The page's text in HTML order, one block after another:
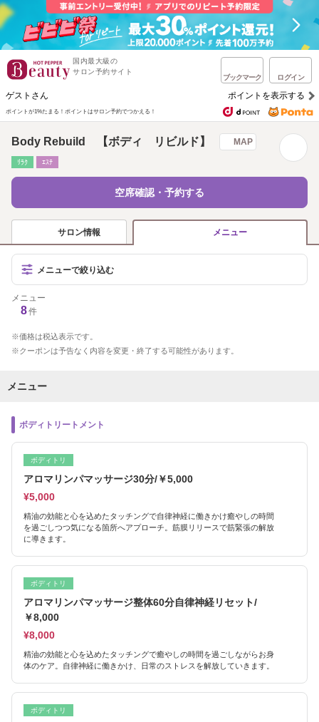
国内最大級の
サロン予約サイト
ブックマーク ログイン
ゲストさん ポイントを表示する
ポイントが1%たまる！ ポイントはサロン予約でつかえる！
Body Rebuild 【ボディ リビルド】 MAP
ﾘﾗｸ ｴｽﾃ
空席確認・予約する
サロン情報 メニュー
メニューで絞り込む
メニュー
8件
価格は税込表示です。
クーポンは予告なく内容を変更・終了する可能性があります。
メニュー
ボディトリートメント
ボディトリ
アロマリンパマッサージ30分/￥5,000
¥5,000
精油の効能と心を込めたタッチングで自律神経に働きかけ癒やしの時間
を過ごしつつ気になる箇所へアプローチ。筋膜リリースで筋緊張の解放
に導きます。
ボディトリ
アロマリンパマッサージ整体60分自律神経リセット/
￥8,000
¥8,000
精油の効能と心を込めたタッチングで癒やしの時間を過ごしながらお身
体のケア。自律神経に働きかけ、日常のストレスを解放していきます。
ボディトリ